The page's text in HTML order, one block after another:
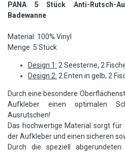
PANA 5 Stück Anti-Rutsch-
Badewanne
Material: 100% Vinyl
Menge: 5 Stück
Design 1: 2 Seesterne, 2
Design 2: 2 Enten in gelb, 2
Durch eine besondere
Aufkleber einen optimalen
Ausrutschen!
Das hochwertige Material sorgt für
der Aufkleber und einen sicheren
Durch die speziell